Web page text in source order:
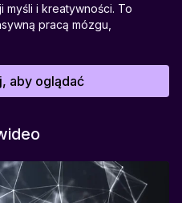
myśli i kreatywności. To
pracą mózgu,
oraz stanami tzw.
uczenia się,
Idealne, gdy
zadań, medytacji
umysłu.
aby oglądać